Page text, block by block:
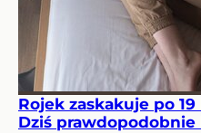
Rojek zaskakuje po
Dziś prawdopodobnie